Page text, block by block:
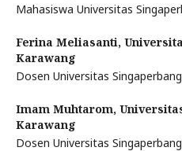
Mahasiswa Universitas
Ferina Meliasanti,
Karawang
Dosen Universitas
Imam Muhtarom,
Karawang
Dosen Universitas